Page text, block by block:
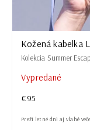
Kožená kabelka
Kolekcia Summer
Vypredané
€95
Preži letné dni aj vlahé